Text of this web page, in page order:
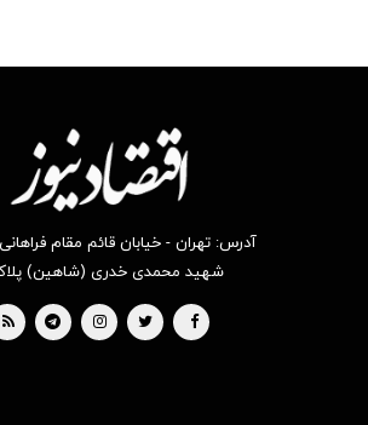
آدرس: تهران - خیابان قائم مقام
شهید محمدی خدری (شاهین) پلاک